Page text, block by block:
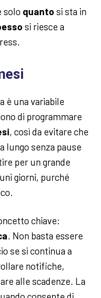
solo quanto si sta in
si riesce a
è una variabile
di programmare
, così da evitare che
lungo senza pause
per un grande
giorni, purché
chiave:
. Non basta essere
se si continua a
notifiche,
alle scadenze. La